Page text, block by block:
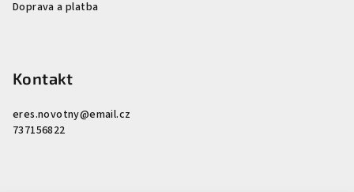
Doprava a platba
Kontakt
eres.novotny@email.cz
737156822